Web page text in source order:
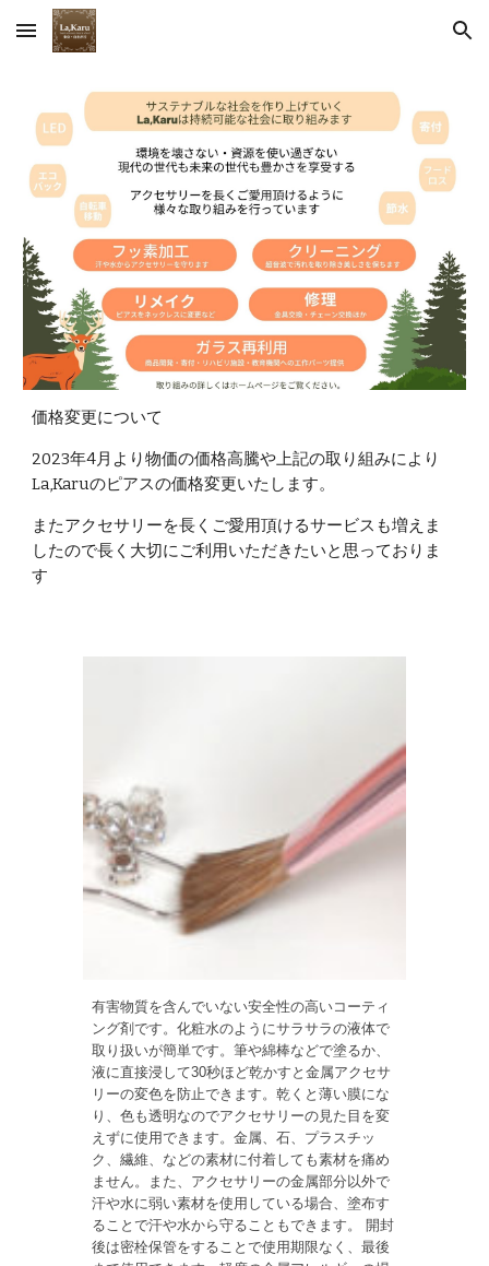
Skip to main content Skip to navigation
価格変更について
2023年4月より物価の価格高騰や上記の取り組みにより
La,Karuのピアスの価格変更いたします。
またアクセサリーを長くご愛用頂けるサービスも増えま
したので長く大切にご利用いただきたいと思っておりま
す
有害物質を含んでいない安全性の高いコーティ
ング剤です。化粧水のようにサラサラの液体で
取り扱いが簡単です。筆や綿棒などで塗るか、
液に直接浸して30秒ほど乾かすと金属アクセサ
リーの変色を防止できます。乾くと薄い膜にな
り、色も透明なのでアクセサリーの見た目を変
えずに使用できます。金属、石、プラスチッ
ク、繊維、などの素材に付着しても素材を痛め
ません。また、アクセサリーの金属部分以外で
汗や水に弱い素材を使用している場合、塗布す
ることで汗や水から守ることもできます。 開封
後は密栓保管をすることで使用期限なく、最後